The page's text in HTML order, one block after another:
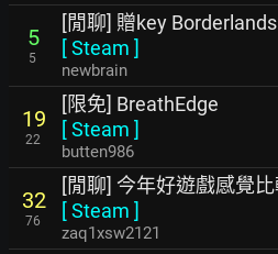
5
5
[閒聊] 贈key
[Steam ]
newbrain
19
22
[限免] BreathEdge
[Steam ]
butten986
32
76
[閒聊] 今年好遊戲感覺
[Steam ]
zaq1xsw2121